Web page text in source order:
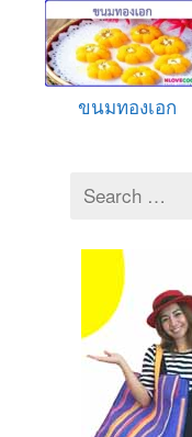
ขนมทองเอก
Search
for